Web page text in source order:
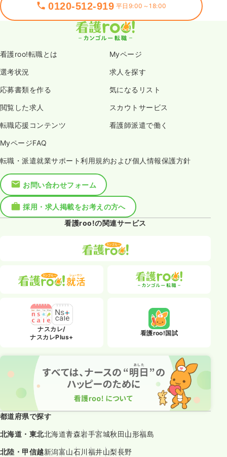
0120-512-919 平日9:00～18:00
看護roo!転職とは Myページ
選考状況 求人を探す
応募書類を作る 気になるリスト
閲覧した求人 スカウトサービス
転職応援コンテンツ 看護師派遣で働く
MyページFAQ
転職・派遣就業サポート利用規約および個人情報保護方針
お問い合わせフォーム
採用・求人掲載をお考えの方へ
看護roo!の関連サービス
ナスカレ/
ナスカレPlus+
看護roo!国試
都道府県で探す
北海道・東北北海道青森岩手宮城秋田山形福島
北陸・甲信越新潟富山石川福井山梨長野